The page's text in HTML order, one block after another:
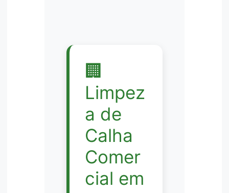
🏢
Limpez
a de
Calha
Comer
cial em